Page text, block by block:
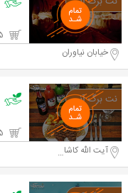
خیابان نیاوران
آیت الله کاشانی